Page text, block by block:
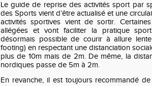
Le guide de reprise des activités sport par
des Sports vient d’être actualisé et une
activités sportives vient de sortir.
allégées et vont faciliter la pratique
désormais possible de courir à allure
footing) en respectant une distanciation
plus de 10m mais de 2m. De même, la
nordiques passe de 5m à 2m.
En revanche, il est toujours recommandé